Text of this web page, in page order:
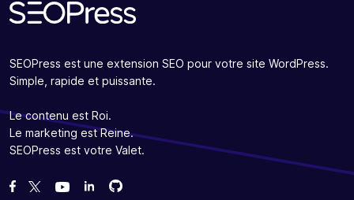
SEOPress est une extension SEO pour votre site WordPress.
Simple, rapide et puissante.
Le contenu est Roi.
Le marketing est Reine.
SEOPress est votre Valet.
Likez notre page Facebook
Suivez-nous sur Twitter
Nous voir sur YouTube
Forcez-nous sur GitHub
Forcez-nous sur GitHub